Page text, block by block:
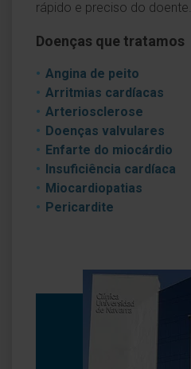
rápido e preciso do doente.
Doenças que tratamos
Angina de peito
Arritmias cardíacas
Arteriosclerose
Doenças valvulares
Enfarte do miocárdio
Insuficiência cardíaca
Miocardiopatias
Pericardite